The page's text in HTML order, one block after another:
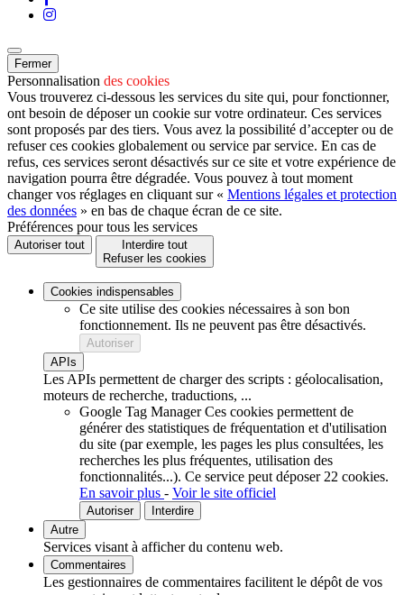
Fermer
Personnalisation des cookies
Vous trouverez ci-dessous les services du site qui, pour fonctionner,
ont besoin de déposer un cookie sur votre ordinateur. Ces services
sont proposés par des tiers. Vous avez la possibilité d’accepter ou de
refuser ces cookies globalement ou service par service. En cas de
refus, ces services seront désactivés sur ce site et votre expérience de
navigation pourra être dégradée. Vous pouvez à tout moment
changer vos réglages en cliquant sur « Mentions légales et protection
des données » en bas de chaque écran de ce site.
Préférences pour tous les services
Autoriser tout
Interdire tout
Refuser les cookies
Cookies indispensables
Ce site utilise des cookies nécessaires à son bon
fonctionnement. Ils ne peuvent pas être désactivés.
Autoriser
APIs
Les APIs permettent de charger des scripts : géolocalisation,
moteurs de recherche, traductions, ...
Google Tag Manager Ces cookies permettent de
générer des statistiques de fréquentation et d'utilisation
du site (par exemple, les pages les plus consultées, les
recherches les plus fréquentes, utilisation des
fonctionnalités...). Ce service peut déposer 22 cookies.
En savoir plus - Voir le site officiel
Autoriser
Interdire
Autre
Services visant à afficher du contenu web.
Commentaires
Les gestionnaires de commentaires facilitent le dépôt de vos